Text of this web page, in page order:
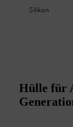
Silikon
Hülle für